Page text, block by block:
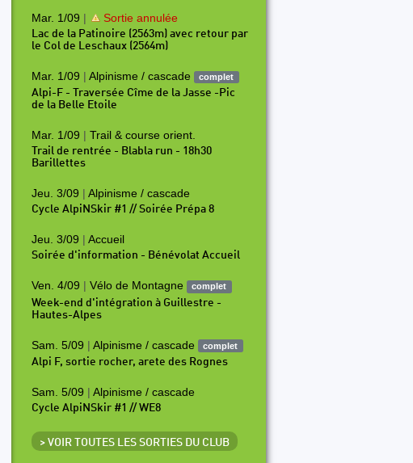
Mar. 1/09 | Sortie annulée
Lac de la Patinoire (2563m) avec retour par
le Col de Leschaux (2564m)
Mar. 1/09 | Alpinisme / cascade complet
Alpi-F - Traversée Cîme de la Jasse -Pic
de la Belle Etoile
Mar. 1/09 | Trail & course orient.
Trail de rentrée - Blabla run - 18h30
Barillettes
Jeu. 3/09 | Alpinisme / cascade
Cycle AlpiNSkir #1 // Soirée Prépa 8
Jeu. 3/09 | Accueil
Soirée d'information - Bénévolat Accueil
Ven. 4/09 | Vélo de Montagne complet
Week-end d'intégration à Guillestre -
Hautes-Alpes
Sam. 5/09 | Alpinisme / cascade complet
Alpi F, sortie rocher, arete des Rognes
Sam. 5/09 | Alpinisme / cascade
Cycle AlpiNSkir #1 // WE8
> VOIR TOUTES LES SORTIES DU CLUB